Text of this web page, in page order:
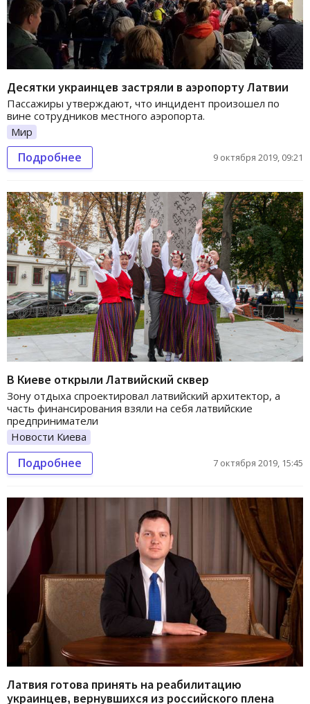
Десятки украинцев застряли в аэропорту Латвии
Пассажиры утверждают, что инцидент произошел по
вине сотрудников местного аэропорта.
Мир
Подробнее 9 октября 2019, 09:21
В Киеве открыли Латвийский сквер
Зону отдыха спроектировал латвийский архитектор, а
часть финансирования взяли на себя латвийские
предприниматели
Новости Киева
Подробнее 7 октября 2019, 15:45
Латвия готова принять на реабилитацию
украинцев, вернувшихся из российского плена